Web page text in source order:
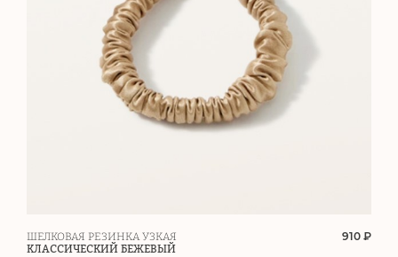
ШЕЛКОВАЯ РЕЗИНКА УЗКАЯ
КЛАССИЧЕСКИЙ БЕЖЕВЫЙ
910 ₽